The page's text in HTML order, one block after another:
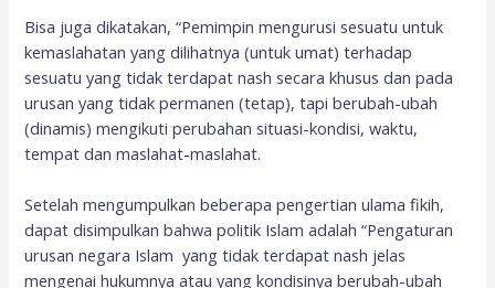
Bisa juga dikatakan, “Pemimpin mengurusi sesuatu untuk
kemaslahatan yang dilihatnya (untuk umat) terhadap
sesuatu yang tidak terdapat nash secara khusus dan pada
urusan yang tidak permanen (tetap), tapi berubah-ubah
(dinamis) mengikuti perubahan situasi-kondisi, waktu,
tempat dan maslahat-maslahat.
Setelah mengumpulkan beberapa pengertian ulama fikih,
dapat disimpulkan bahwa politik Islam adalah “Pengaturan
urusan negara Islam yang tidak terdapat nash jelas
mengenai hukumnya atau yang kondisinya berubah-ubah